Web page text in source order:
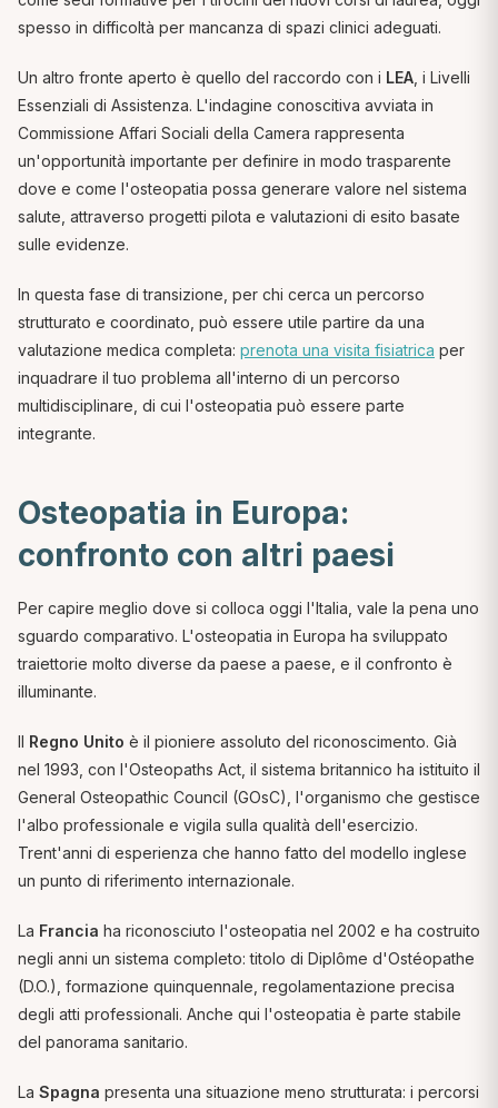
spesso in difficoltà per mancanza di spazi clinici adeguati.
Un altro fronte aperto è quello del raccordo con i LEA , i Livelli
Essenziali di Assistenza. L'indagine conoscitiva avviata in
Commissione Affari Sociali della Camera rappresenta
un'opportunità importante per definire in modo trasparente
dove e come l'osteopatia possa generare valore nel sistema
salute, attraverso progetti pilota e valutazioni di esito basate
sulle evidenze.
In questa fase di transizione, per chi cerca un percorso
strutturato e coordinato, può essere utile partire da una
valutazione medica completa: prenota una visita fisiatrica per
inquadrare il tuo problema all'interno di un percorso
multidisciplinare, di cui l'osteopatia può essere parte
integrante.
Osteopatia in Europa:
confronto con altri paesi
Per capire meglio dove si colloca oggi l'Italia, vale la pena uno
sguardo comparativo. L'osteopatia in Europa ha sviluppato
traiettorie molto diverse da paese a paese, e il confronto è
illuminante.
Il Regno Unito è il pioniere assoluto del riconoscimento. Già
nel 1993, con l'Osteopaths Act, il sistema britannico ha istituito il
General Osteopathic Council (GOsC), l'organismo che gestisce
l'albo professionale e vigila sulla qualità dell'esercizio.
Trent'anni di esperienza che hanno fatto del modello inglese
un punto di riferimento internazionale.
La Francia ha riconosciuto l'osteopatia nel 2002 e ha costruito
negli anni un sistema completo: titolo di Diplôme d'Ostéopathe
(D.O.), formazione quinquennale, regolamentazione precisa
degli atti professionali. Anche qui l'osteopatia è parte stabile
del panorama sanitario.
La Spagna presenta una situazione meno strutturata: i percorsi